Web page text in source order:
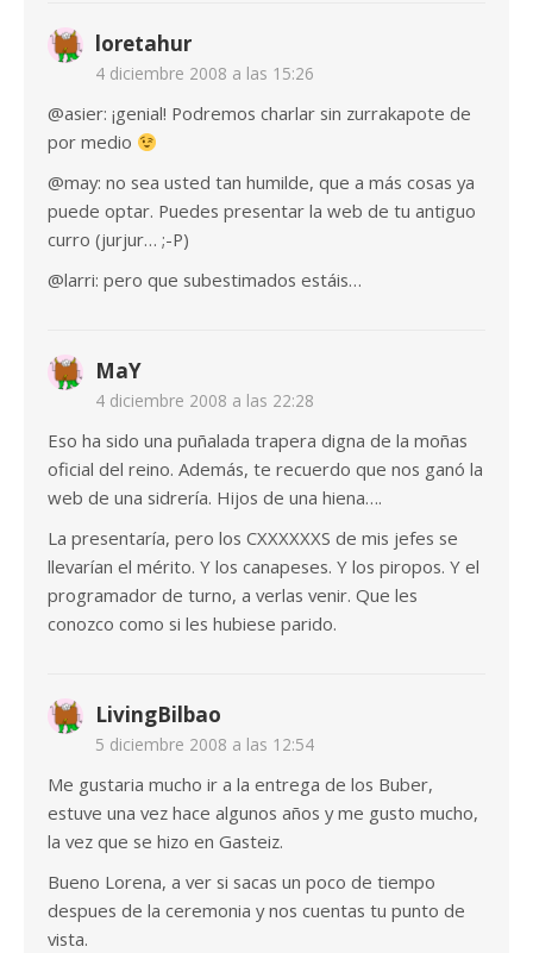
loretahur
4 diciembre 2008 a las 15:26
@asier: ¡genial! Podremos charlar sin zurrakapote de
por medio
@may: no sea usted tan humilde, que a más cosas ya
puede optar. Puedes presentar la web de tu antiguo
curro (jurjur… ;-P)
@larri: pero que subestimados estáis…
MaY
4 diciembre 2008 a las 22:28
Eso ha sido una puñalada trapera digna de la moñas
oficial del reino. Además, te recuerdo que nos ganó la
web de una sidrería. Hijos de una hiena….
La presentaría, pero los CXXXXXXS de mis jefes se
llevarían el mérito. Y los canapeses. Y los piropos. Y el
programador de turno, a verlas venir. Que les
conozco como si les hubiese parido.
LivingBilbao
5 diciembre 2008 a las 12:54
Me gustaria mucho ir a la entrega de los Buber,
estuve una vez hace algunos años y me gusto mucho,
la vez que se hizo en Gasteiz.
Bueno Lorena, a ver si sacas un poco de tiempo
despues de la ceremonia y nos cuentas tu punto de
vista.